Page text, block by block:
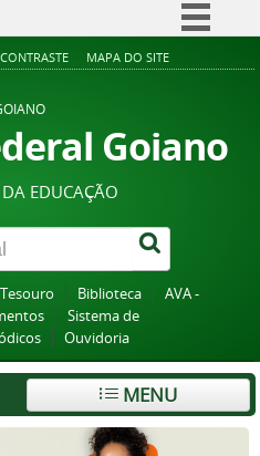
Simplifique!
Acesso à informação
Legislação
Canais
MAPA DO SITE
Goiano
EDUCAÇÃO
Biblioteca
AVA -
Sistema de
Ouvidoria
MENU